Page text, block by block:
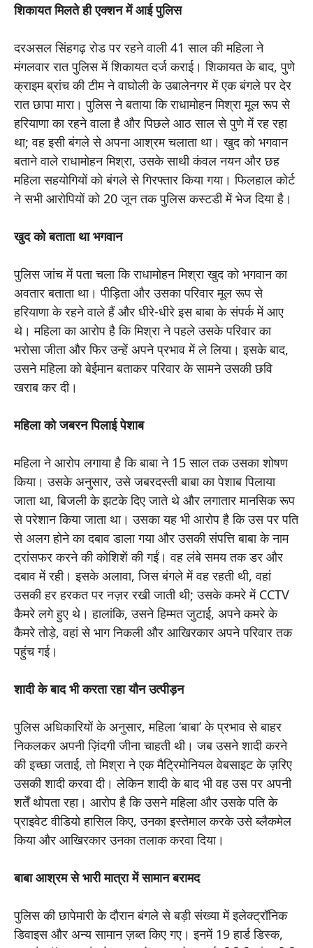
शिकायत मिलते ही एक्शन में आई पुलिस
दरअसल सिंहगढ़ रोड पर रहने वाली 41 साल की महिला ने
मंगलवार रात पुलिस में शिकायत दर्ज कराई। शिकायत के बाद, पुणे
क्राइम ब्रांच की टीम ने वाघोली के उबालेनगर में एक बंगले पर देर
रात छापा मारा। पुलिस ने बताया कि राधामोहन मिश्रा मूल रूप से
हरियाणा का रहने वाला है और पिछले आठ साल से पुणे में रह रहा
था; वह इसी बंगले से अपना आश्रम चलाता था। खुद को भगवान
बताने वाले राधामोहन मिश्रा, उसके साथी कंवल नयन और छह
महिला सहयोगियों को बंगले से गिरफ्तार किया गया। फिलहाल कोर्ट
ने सभी आरोपियों को 20 जून तक पुलिस कस्टडी में भेज दिया है।
खुद को बताता था भगवान
पुलिस जांच में पता चला कि राधामोहन मिश्रा खुद को भगवान का
अवतार बताता था। पीड़िता और उसका परिवार मूल रूप से
हरियाणा के रहने वाले हैं और धीरे-धीरे इस बाबा के संपर्क में आए
थे। महिला का आरोप है कि मिश्रा ने पहले उसके परिवार का
भरोसा जीता और फिर उन्हें अपने प्रभाव में ले लिया। इसके बाद,
उसने महिला को बेईमान बताकर परिवार के सामने उसकी छवि
खराब कर दी।
महिला को जबरन पिलाई पेशाब
महिला ने आरोप लगाया है कि बाबा ने 15 साल तक उसका शोषण
किया। उसके अनुसार, उसे जबरदस्ती बाबा का पेशाब पिलाया
जाता था, बिजली के झटके दिए जाते थे और लगातार मानसिक रूप
से परेशान किया जाता था। उसका यह भी आरोप है कि उस पर पति
से अलग होने का दबाव डाला गया और उसकी संपत्ति बाबा के नाम
ट्रांसफर करने की कोशिशें की गईं। वह लंबे समय तक डर और
दबाव में रही। इसके अलावा, जिस बंगले में वह रहती थी, वहां
उसकी हर हरकत पर नज़र रखी जाती थी; उसके कमरे में CCTV
कैमरे लगे हुए थे। हालांकि, उसने हिम्मत जुटाई, अपने कमरे के
कैमरे तोड़े, वहां से भाग निकली और आखिरकार अपने परिवार तक
पहुंच गई।
शादी के बाद भी करता रहा यौन उत्पीड़न
पुलिस अधिकारियों के अनुसार, महिला ‘बाबा’ के प्रभाव से बाहर
निकलकर अपनी ज़िंदगी जीना चाहती थी। जब उसने शादी करने
की इच्छा जताई, तो मिश्रा ने एक मैट्रिमोनियल वेबसाइट के ज़रिए
उसकी शादी करवा दी। लेकिन शादी के बाद भी वह उस पर अपनी
शर्तें थोपता रहा। आरोप है कि उसने महिला और उसके पति के
प्राइवेट वीडियो हासिल किए, उनका इस्तेमाल करके उसे ब्लैकमेल
किया और आखिरकार उनका तलाक करवा दिया।
बाबा आश्रम से भारी मात्रा में सामान बरामद
पुलिस की छापेमारी के दौरान बंगले से बड़ी संख्या में इलेक्ट्रॉनिक
डिवाइस और अन्य सामान ज़ब्त किए गए। इनमें 19 हार्ड डिस्क,